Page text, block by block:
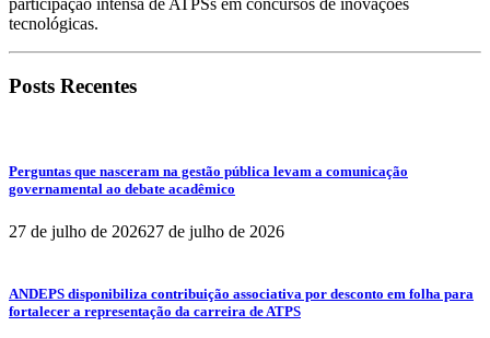
participação intensa de ATPSs em concursos de inovações
tecnológicas.
Posts Recentes
Perguntas que nasceram na gestão pública levam a comunicação
governamental ao debate acadêmico
27 de julho de 202627 de julho de 2026
ANDEPS disponibiliza contribuição associativa por desconto em folha para
fortalecer a representação da carreira de ATPS